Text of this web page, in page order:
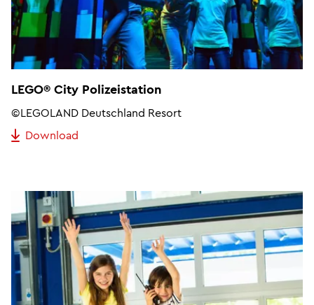
LEGO® City Polizeistation
©LEGOLAND Deutschland Resort
Download